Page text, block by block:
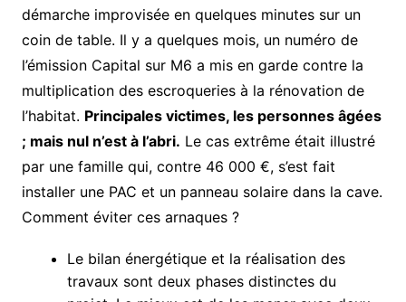
démarche improvisée en quelques minutes sur un
coin de table. Il y a quelques mois, un numéro de
l’émission Capital sur M6 a mis en garde contre la
multiplication des escroqueries à la rénovation de
l’habitat. Principales victimes, les personnes âgées
; mais nul n’est à l’abri. Le cas extrême était illustré
par une famille qui, contre 46 000 €, s’est fait
installer une PAC et un panneau solaire dans la cave.
Comment éviter ces arnaques ?
Le bilan énergétique et la réalisation des
travaux sont deux phases distinctes du